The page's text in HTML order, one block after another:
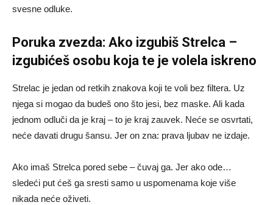
svesne odluke.
Poruka zvezda: Ako izgubiš Strelca –
izgubićeš osobu koja te je volela iskreno
Strelac je jedan od retkih znakova koji te voli bez filtera. Uz
njega si mogao da budeš ono što jesi, bez maske. Ali kada
jednom odluči da je kraj – to je kraj zauvek. Neće se osvrtati,
neće davati drugu šansu. Jer on zna: prava ljubav ne izdaje.
Ako imaš Strelca pored sebe – čuvaj ga. Jer ako ode…
sledeći put ćeš ga sresti samo u uspomenama koje više
nikada neće oživeti.